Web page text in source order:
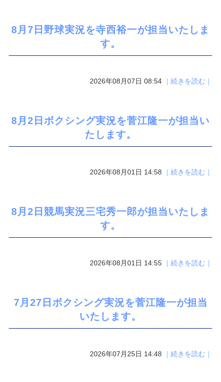
8月7日野球実況を寺西裕一が担当いたしま
す。
2026年08月07日 08:54 ｜続きを読む｜
8月2日ボクシング実況を菅江隆一が担当い
たします。
2026年08月01日 14:58 ｜続きを読む｜
8月2日競馬実況三宅秀一郎が担当いたしま
す。
2026年08月01日 14:55 ｜続きを読む｜
7月27日ボクシング実況を菅江隆一が担当
いたします。
2026年07月25日 14:48 ｜続きを読む｜